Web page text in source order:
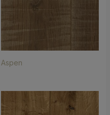
Aspen